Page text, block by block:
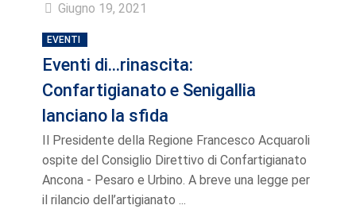
Giugno 19, 2021
EVENTI
Eventi di…rinascita:
Confartigianato e Senigallia
lanciano la sfida
Il Presidente della Regione Francesco Acquaroli
ospite del Consiglio Direttivo di Confartigianato
Ancona - Pesaro e Urbino. A breve una legge per
il rilancio dell’artigianato ...